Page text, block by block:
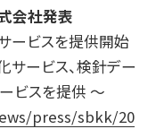
会社発表
ービスを提供開始
サービス、検針デー
ビスを提供 ～
press/sbkk/20